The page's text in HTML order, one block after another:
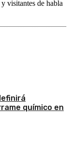
visitantes de habla
químico en